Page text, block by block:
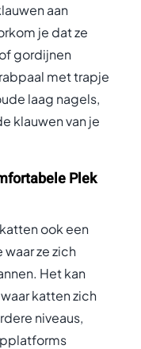
aan
je dat ze
gordijnen
met trapje
laag nagels,
klauwen van je
Plek
ook een
ze zich
Het kan
katten zich
niveaus,